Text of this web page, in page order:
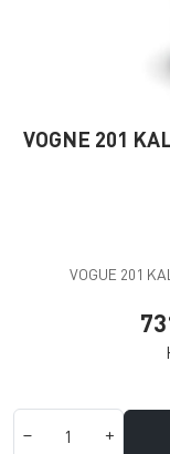
VOGNE 201
VOGUE 201